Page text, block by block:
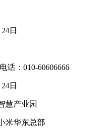
日
话：010-60606666
日
慧产业园
米华东总部